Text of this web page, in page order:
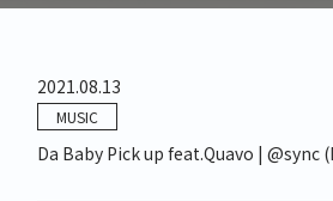
2021.08.13
MUSIC
Da Baby Pick up feat.Quavo | @sync